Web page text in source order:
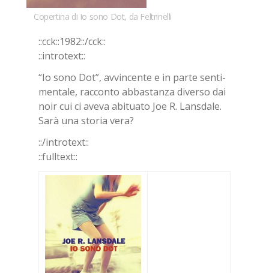
Copertina di Io sono Dot, da Feltrinelli
::cck::1982::/​cck::
::in­tro­text::
“Io sono Dot”, av­vin­cen­te e in par­te sen­ti­
men­ta­le, rac­con­to ab­ba­stan­za di­ver­so dai
noir cui ci ave­va abi­tua­to Joe R. Lan­sda­le.
Sarà una sto­ria vera?
::/in­tro­text::
::full­text::